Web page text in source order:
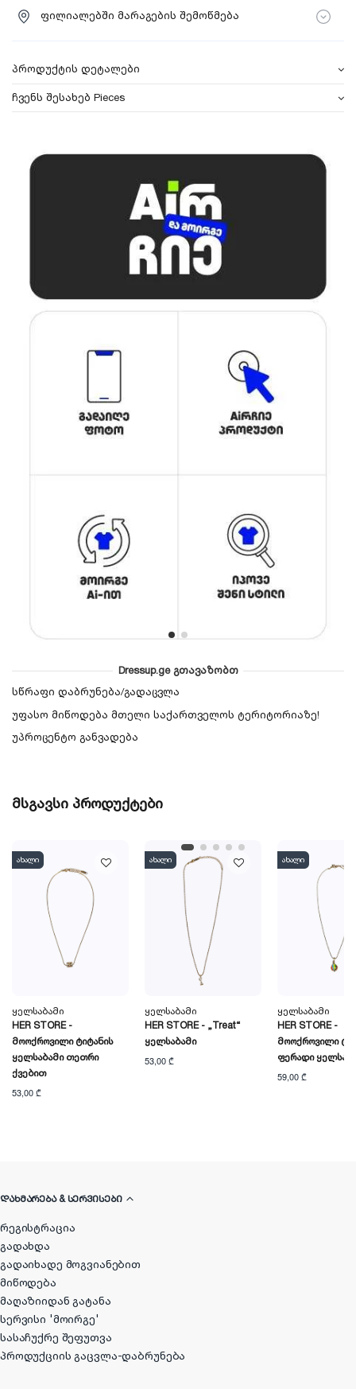
ფილიალებში მარაგების შემოწმება
პროდუქტის დეტალები
ჩვენს შესახებ Pieces
Dressup.ge გთავაზობთ
სწრაფი დაბრუნება/გადაცვლა
უფასო მიწოდება მთელი საქართველოს ტერიტორიაზე!
უპროცენტო განვადება
მსგავსი პროდუქტები
ახალი
Ყელსაბამი
HER STORE -
Მოოქროვილი Ტიტანის
Ყელსაბამი Თეთრი
Ქვებით
53,00 ₾
ახალი
Ყელსაბამი
HER STORE - „Treat“
Ყელსაბამი
53,00 ₾
ახალი
Ყელსაბამი
HER STORE -
Მოოქროვილი
Ფერადი
59,00 ₾
ᲓᲐᲮᲛᲐᲠᲔᲑᲐ & ᲡᲔᲠᲕᲘᲡᲔᲑᲘ
რეგისტრაცია
გადახდა
გადაიხადე მოგვიანებით
მიწოდება
მაღაზიიდან გატანა
სერვისი 'მოირგე'
სასაჩუქრე შეფუთვა
პროდუქციის გაცვლა-დაბრუნება